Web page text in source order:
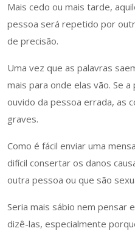
Mais cedo ou mais tarde,
pessoa será repetido por
de precisão.
Uma vez que as palavras
mais para onde elas vão. Se
ouvido da pessoa errada, as
graves.
Como é fácil enviar uma
difícil consertar os danos
outra pessoa ou que são
Seria mais sábio nem pensar
dizê-las, especialmente